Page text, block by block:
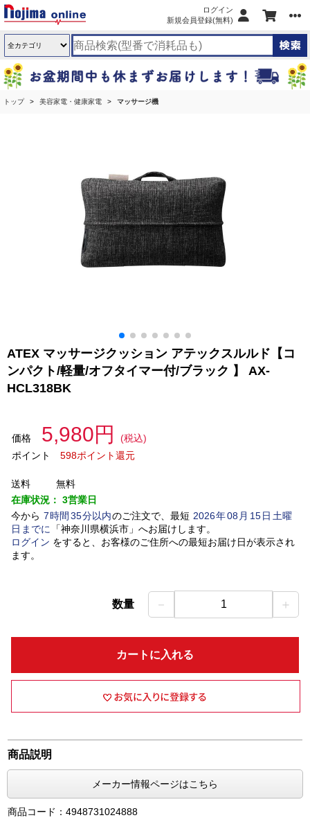
ログイン
新規会員登録(無料)
トップ 美容家電・健康家電 マッサージ機
ATEX マッサージクッション アテックスルルド【コ
ンパクト/軽量/オフタイマー付/ブラック 】 AX-
HCL318BK
価格 5,980円
(税込)
ポイント
598ポイント還元
送料
無料
在庫状況： 3営業日
今から 7時間 35分以内のご注文で、最短 2026年08 月 15日土曜
日 までに 「神奈川県横浜市」 へお届けします。
ログイン をすると、お客様のご住所への最短お届け日が表示され
ます。
数量 － 1 ＋
カートに入れる
商品説明
メーカー情報ページはこちら
商品コード：4948731024888